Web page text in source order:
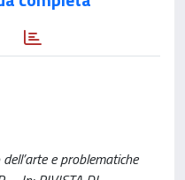
e problematiche